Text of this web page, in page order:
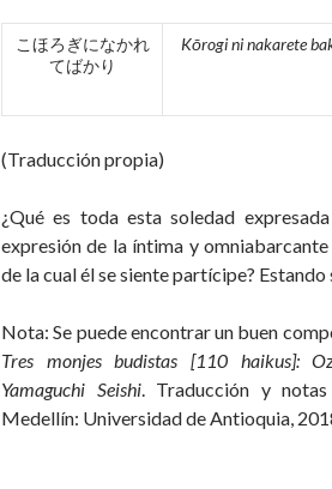
こほろぎになかれ
てばかり
Kōrogi ni nakarete
(Traducción propia)
¿Qué es toda esta soledad
expresión de la íntima y
de la cual él se siente partícipe? Estando
Nota: Se puede encontrar un buen
Tres monjes budistas [110 haikus]:
Yamaguchi Seishi. Traducción y
Medellín: Universidad de Antioquia,